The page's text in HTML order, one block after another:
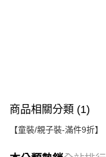
商品相關分類 (1)
【童裝/親子裝-滿件9折】